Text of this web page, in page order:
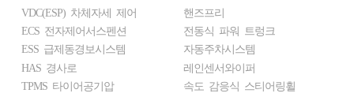
VDC(ESP) 차체자세 제어
ECS 전자제어서스펜션
ESS 급제동경보시스템
HAS 경사로
TPMS 타이어공기압
핸즈프리
전동식 파워 트렁크
자동주차시스템
레인센서와이퍼
속도 감응식 스티어링휠